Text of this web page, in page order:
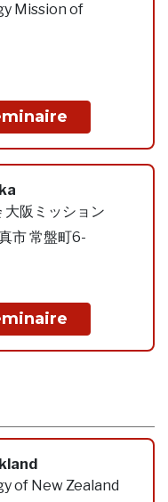
Mission of
大阪ミッション
市 常盤町6-
of New Zealand